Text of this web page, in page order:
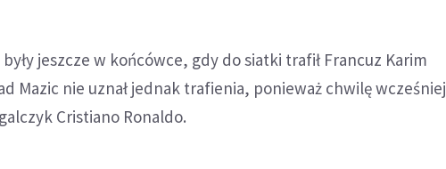
jeszcze w końcówce, gdy do siatki trafił Francuz Karim
Mazic nie uznał jednak trafienia, ponieważ chwilę wcześniej
Cristiano Ronaldo.